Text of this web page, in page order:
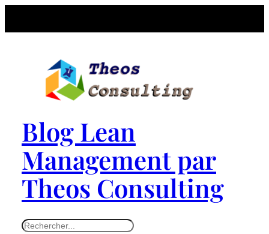
Blog Lean
Management par
Theos Consulting
S